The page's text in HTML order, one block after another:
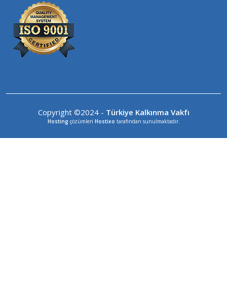
Copyright ©2024 - Türkiye Kalkınma Vakfı
Hosting çözümleri Hostixo tarafından sunulmaktadır.